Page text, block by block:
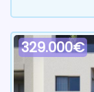
329.000€